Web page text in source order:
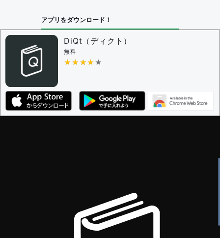
アプリをダウンロード！
DiQt（ディクト）
無料
★★★★★
★★★★★